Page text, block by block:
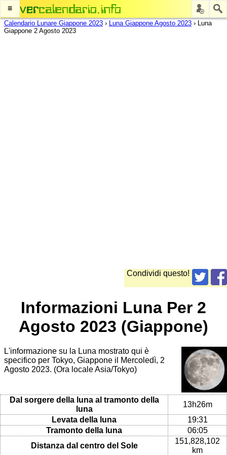
≡
Calendario Lunare Giappone 2023 › Luna Giappone Agosto 2023 › Luna
Giappone 2 Agosto 2023
Condividi questo!
Informazioni Luna Per 2
Agosto 2023 (Giappone)
L'informazione su la Luna mostrato qui è
specifico per Tokyo, Giappone il Mercoledì, 2
Agosto 2023. (Ora locale Asia/Tokyo)
Dal sorgere della luna al tramonto della
luna
13h26m
Levata della luna
19:31
Tramonto della luna
06:05
Distanza dal centro del Sole
151,828,102
km